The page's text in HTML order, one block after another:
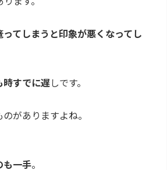
てしまうと印象が悪くなってし
時すでに遅しです。
がありますよね。
も一手。